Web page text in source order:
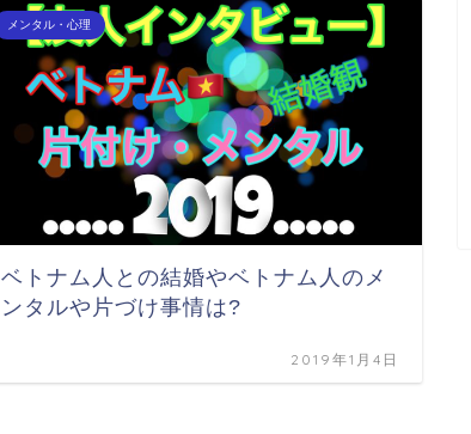
メンタル・心理
ベトナム人との結婚やベトナム人のメ
ンタルや片づけ事情は?
2019年1月4日